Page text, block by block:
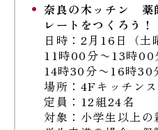
奈良の木ッチン 薬
レートをつくろう！
日時：2月16日（土
11時00分〜13時00
14時30分〜16時30
場所：4Fキッチン
定員：12組24名
対象：小学生以上